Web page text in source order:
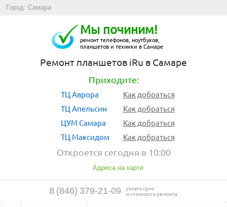
Город: Самара
Мы починим!
ремонт телефонов, ноутбуков,
планшетов и техники в Самаре
Ремонт планшетов iRu в Самаре
Приходите:
ТЦ Аврора
Как добраться
ТЦ Апельсин
Как добраться
ЦУМ Самара
Как добраться
ТЦ Максидом
Как добраться
Откроется сегодня в 10:00
Адреса на карте
8 (846) 379-21-09 узнать срок
и стоимость ремонта